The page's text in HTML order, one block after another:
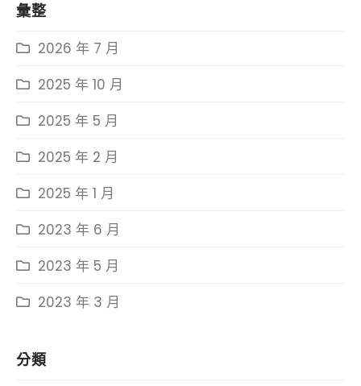
彙整
2026 年 7 月
2025 年 10 月
2025 年 5 月
2025 年 2 月
2025 年 1 月
2023 年 6 月
2023 年 5 月
2023 年 3 月
分類